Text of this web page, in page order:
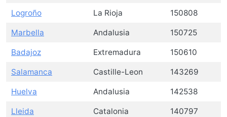
Logroño La Rioja 150808
Marbella Andalusia 150725
Badajoz Extremadura 150610
Salamanca Castille-Leon 143269
Huelva Andalusia 142538
Lleida Catalonia 140797